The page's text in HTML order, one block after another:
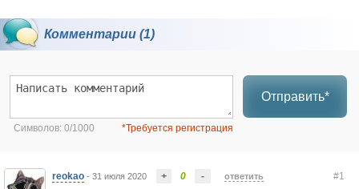
Комментарии (1)
Отправить*
Символов: 0/1000 *Требуется регистрация
reokao - 31 июля 2020 + 0 - ответить #1